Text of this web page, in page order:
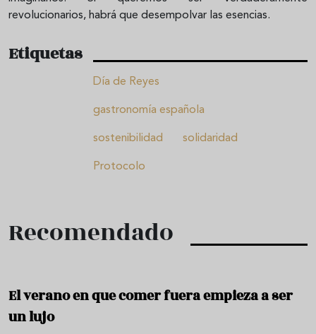
revolucionarios, habrá que desempolvar las esencias.
Etiquetas
Día de Reyes
gastronomía española
sostenibilidad solidaridad
Protocolo
Recomendado
El verano en que comer fuera empieza a ser
un lujo